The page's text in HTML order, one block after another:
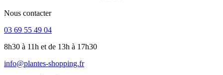
Nous contacter
03 69 55 49 04
8h30 à 11h et de 13h à 17h30
info@plantes-shopping.fr